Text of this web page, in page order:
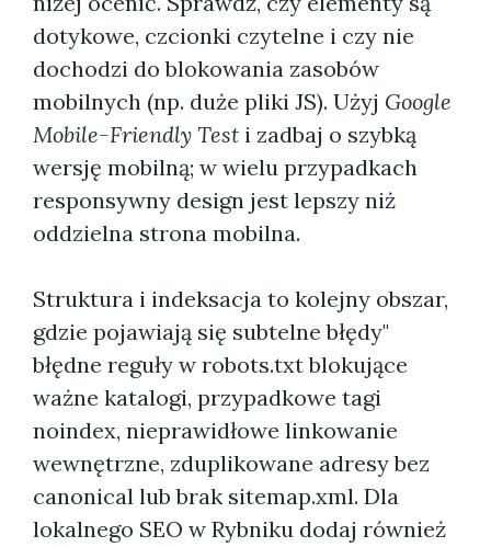
dotykowe, czcionki czytelne i czy nie
dochodzi do blokowania zasobów
mobilnych (np. duże pliki JS). Użyj Google
Mobile-Friendly Test i zadbaj o szybką
wersję mobilną; w wielu przypadkach
responsywny design jest lepszy niż
oddzielna strona mobilna.
Struktura i indeksacja to kolejny obszar,
gdzie pojawiają się subtelne błędy"
błędne reguły w robots.txt blokujące
ważne katalogi, przypadkowe tagi
noindex, nieprawidłowe linkowanie
wewnętrzne, zduplikowane adresy bez
canonical lub brak sitemap.xml. Dla
lokalnego SEO w Rybniku dodaj również